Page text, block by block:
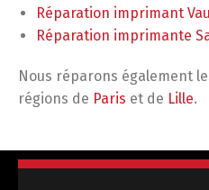
Réparation imprimant
Réparation imprimante
Nous réparons également
régions de Paris et de Lille.